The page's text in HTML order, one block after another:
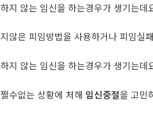
지 않는 임신을 하는경우가 생기는
않은 피임방법을 사용하거나 피임실
지 않는 임신을 하는경우가 생기는데
수없는 상황에 처해 임신중절을 고민